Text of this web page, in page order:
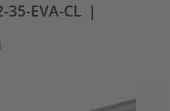
35-EVA-CL |